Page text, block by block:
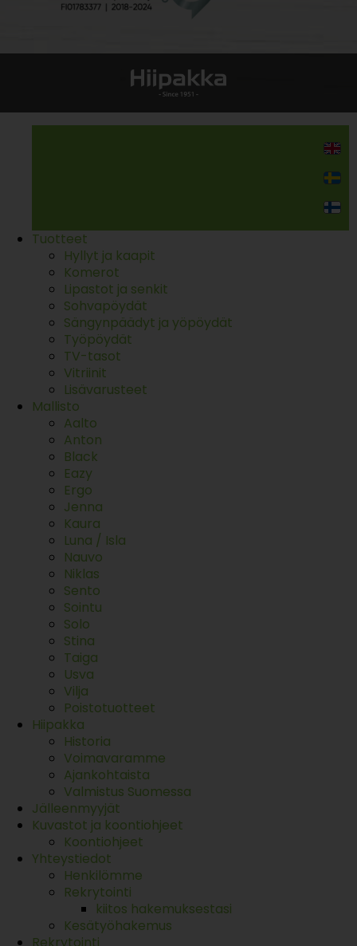
Tuotteet
Hyllyt ja kaapit
Komerot
Lipastot ja senkit
Sohvapöydät
Sängynpäädyt ja yöpöydät
Työpöydät
TV-tasot
Vitriinit
Lisävarusteet
Mallisto
Aalto
Anton
Black
Eazy
Ergo
Jenna
Kaura
Luna / Isla
Nauvo
Niklas
Sento
Sointu
Solo
Stina
Taiga
Usva
Vilja
Poistotuotteet
Hiipakka
Historia
Voimavaramme
Ajankohtaista
Valmistus Suomessa
Jälleenmyyjät
Kuvastot ja koontiohjeet
Koontiohjeet
Yhteystiedot
Henkilömme
Rekrytointi
kiitos hakemuksestasi
Kesätyöhakemus